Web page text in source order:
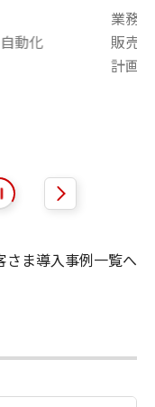
動化
業務
販売
計画
動再生を開始
動再生を停止
さま導入事例一覧へ